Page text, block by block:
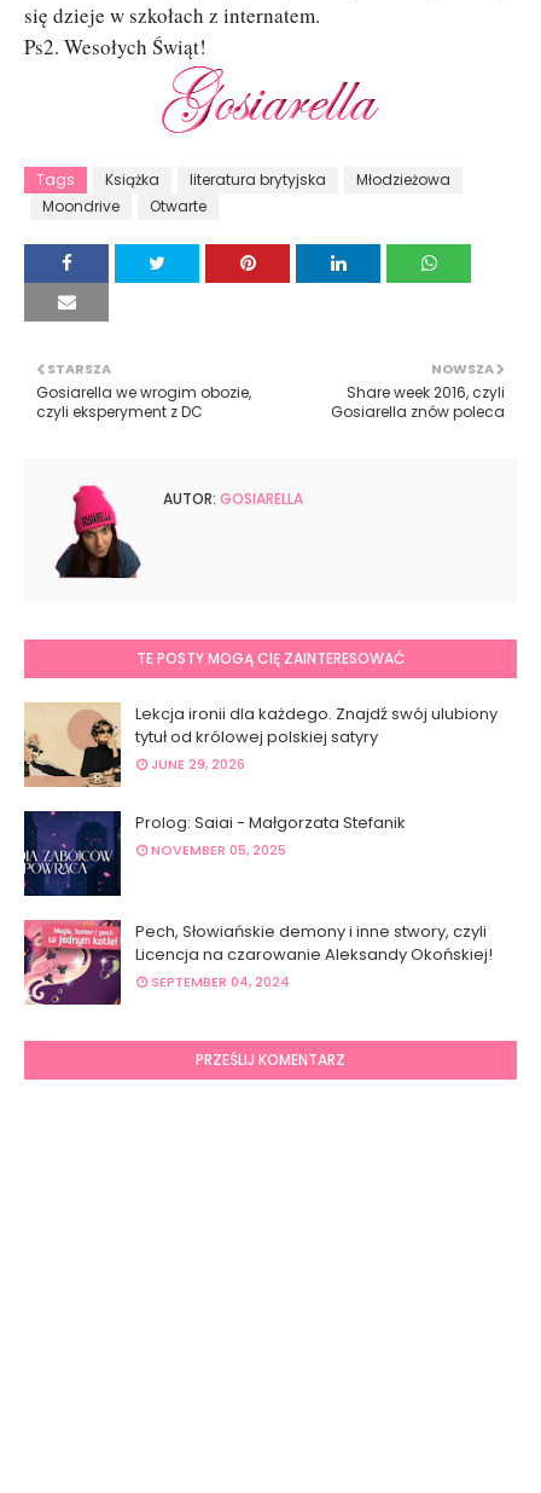
się dzieje w szkołach z internatem.
Ps2. Wesołych Świąt!
Tags Książka literatura brytyjska
Młodzieżowa
Moondrive
Otwarte
NOWSZA
Share week 2016, czyli
Gosiarella znów poleca
STARSZA
Gosiarella we wrogim obozie,
czyli eksperyment z DC
AUTOR: GOSIARELLA
TE POSTY MOGĄ CIĘ ZAINTERESOWAĆ
Lekcja ironii dla każdego. Znajdź swój ulubiony
tytuł od królowej polskiej satyry
JUNE 29, 2026
Prolog: Saiai - Małgorzata Stefanik
NOVEMBER 05, 2025
Pech, Słowiańskie demony i inne stwory, czyli
Licencja na czarowanie Aleksandy Okońskiej!
SEPTEMBER 04, 2024
PRZEŚLIJ KOMENTARZ